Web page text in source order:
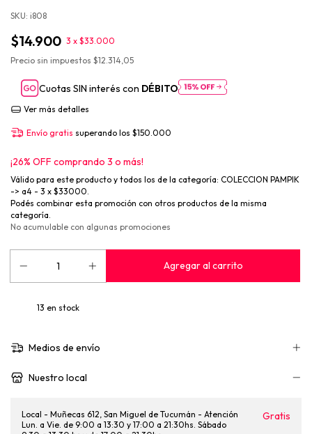
SKU: i808
$14.900 3 x $33.000
Precio sin impuestos $12.314,05
Cuotas SIN interés con DÉBITO
Ver más detalles
Envío gratis superando los $150.000
¡26% OFF comprando 3 o más!
Válido para este producto y todos los de la categoría: COLECCION PAMPIK
-> a4 - 3 x $33000.
Podés combinar esta promoción con otros productos de la misma
categoría.
No acumulable con algunas promociones
13 en stock
Medios de envío
Nuestro local
Local - Muñecas 612, San Miguel de Tucumán - Atención
Lun. a Vie. de 9:00 a 13:30 y 17:00 a 21:30hs. Sábado
Gratis